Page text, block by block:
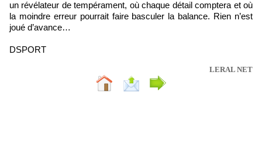
un révélateur de tempérament, où chaque détail comptera et où
la moindre erreur pourrait faire basculer la balance. Rien n’est
joué d’avance…
DSPORT
LERAL NET